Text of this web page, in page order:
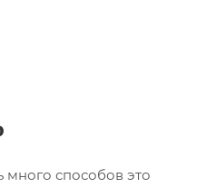
много способов это